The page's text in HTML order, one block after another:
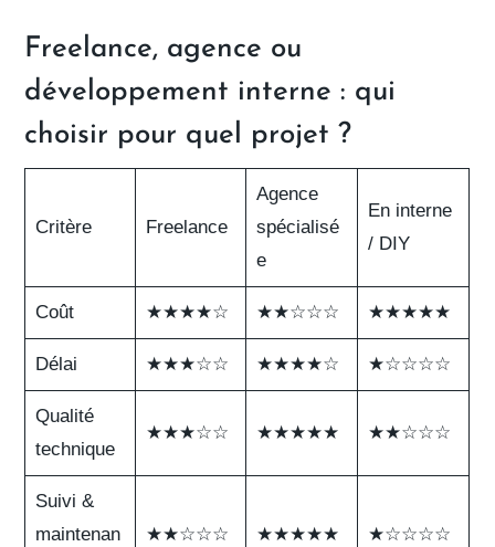
Freelance, agence ou
développement interne : qui
choisir pour quel projet ?
Critère Freelance
Agence
spécialisé
e
En interne
/ DIY
Coût ★★★★☆ ★★☆☆☆ ★★★★★
Délai ★★★☆☆ ★★★★☆ ★☆☆☆☆
Qualité
technique
★★★☆☆ ★★★★★ ★★☆☆☆
Suivi &
maintenan
★★☆☆☆ ★★★★★ ★☆☆☆☆